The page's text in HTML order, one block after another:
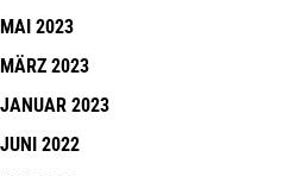
MAI 2023
MÄRZ 2023
JANUAR 2023
JUNI 2022